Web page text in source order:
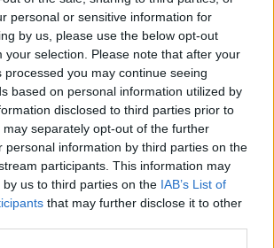
personal or sensitive information for
by us, please use the below opt-out
your selection. Please note that after your
processed you may continue seeing
based on personal information utilized by
disclosed to third parties prior to
separately opt-out of the further
personal information by third parties on the
participants. This information may
us to third parties on the IAB’s List of
that may further disclose it to other
μία εκ των Μπάρνσλεϊ ή